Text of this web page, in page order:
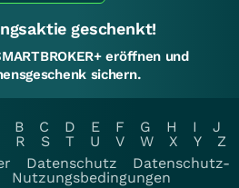
geschenkt!
eröffnen und
sichern.
B C D E F G H I
J
R S T U V W X Y
Z
Datenschutz
Datenschutz-
Nutzungsbedingungen